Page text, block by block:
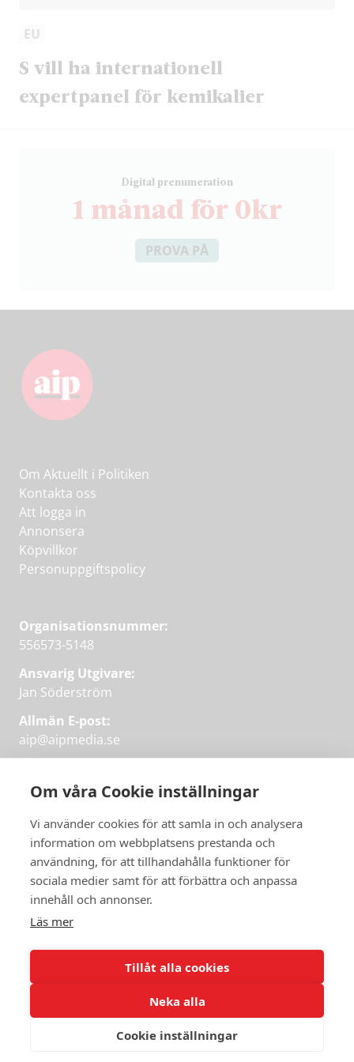
Om våra Cookie inställningar
Vi använder cookies för att samla in och analysera
information om webbplatsens prestanda och
användning, för att tillhandahålla funktioner för
sociala medier samt för att förbättra och anpassa
innehåll och annonser.
Läs mer
Tillåt alla cookies
Neka alla
Cookie inställningar
Få veckans bästa
artiklar i mejlen
varje vecka om våra mest intressanta
JAG VILL HA NYHETSBREV
EU
S vill ha internationell
expertpanel för kemikalier
Digital prenumeration
1 månad för 0kr
PROVA PÅ
Om Aktuellt i Politiken
Kontakta oss
Att logga in
Annonsera
Köpvillkor
Personuppgiftspolicy
Organisationsnummer:
556573-5148
Ansvarig Utgivare:
Jan Söderström
Allmän E-post:
aip@aipmedia.se
aip@flowyinfo.seeller 08-1210 60 40.
Instagram
LinkedIn
Twitter
Facebook
Få veckans bästa
artiklar på mejlen
PRENUMERERA
© 2026 Aktuellt i Politiken.